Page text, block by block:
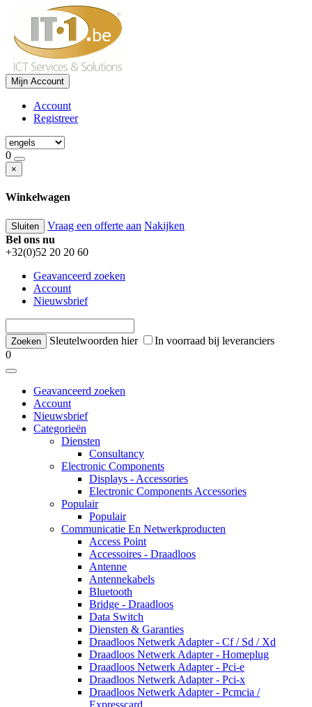
Mijn Account
Account
Registreer
0
×
Winkelwagen
Sluiten Vraag een offerte aan Nakijken
Bel ons nu
+32(0)52 20 20 60
Geavanceerd zoeken
Account
Nieuwsbrief
Sleutelwoorden hier
In voorraad bij leveranciers
0
Geavanceerd zoeken
Account
Nieuwsbrief
Categorieën
Diensten
Consultancy
Electronic Components
Displays - Accessories
Electronic Components Accessories
Populair
Populair
Communicatie En Netwerkproducten
Access Point
Accessoires - Draadloos
Antenne
Antennekabels
Bluetooth
Bridge - Draadloos
Data Switch
Diensten & Garanties
Draadloos Netwerk Adapter - Cf / Sd / Xd
Draadloos Netwerk Adapter - Homeplug
Draadloos Netwerk Adapter - Pci-e
Draadloos Netwerk Adapter - Pci-x
Draadloos Netwerk Adapter - Pcmcia /
Expresscard